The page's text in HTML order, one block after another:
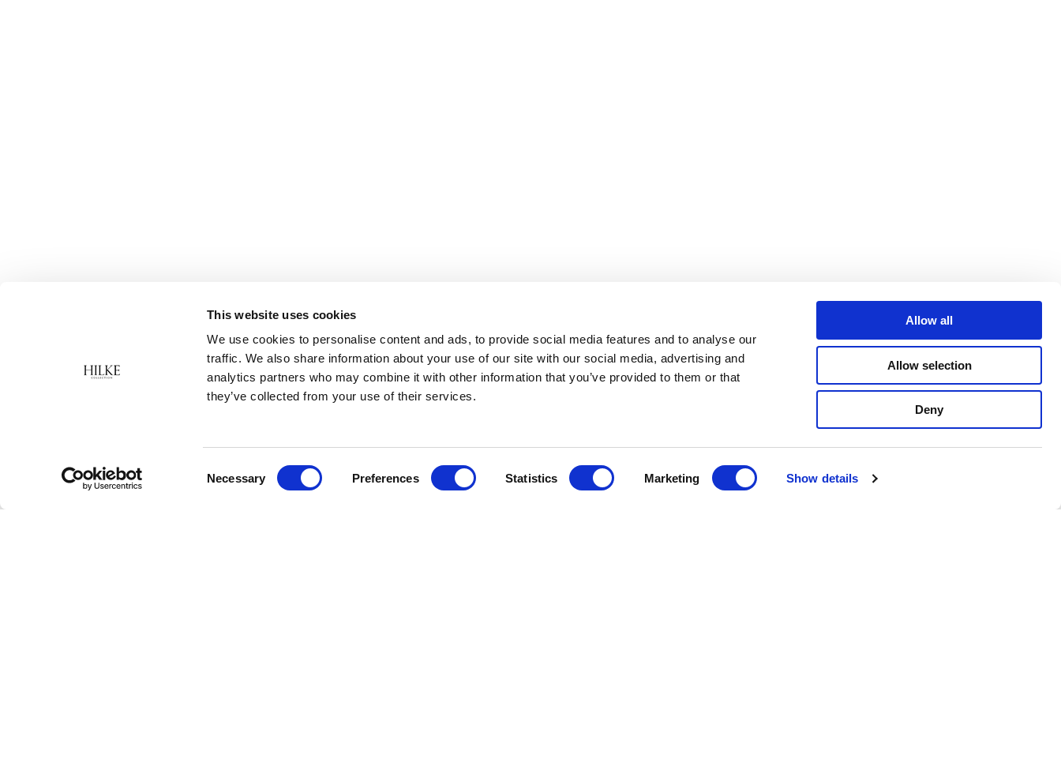
This website uses cookies
We use cookies to personalise content and ads, to provide social media features and to analyse our
traffic. We also share information about your use of our site with our social media, advertising and
analytics partners who may combine it with other information that you’ve provided to them or that
they’ve collected from your use of their services.
Selection
Necessary Preferences Statistics Marketing Show details
Allow all
Allow selection
Deny